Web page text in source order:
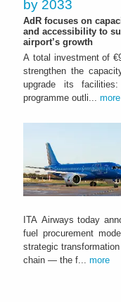
by 2033
AdR focuses on
and accessibility to
airport’s growth
A total investment of
strengthen the
upgrade its
programme outli... more
ITA Airways today
fuel procurement
strategic
chain — the f... more